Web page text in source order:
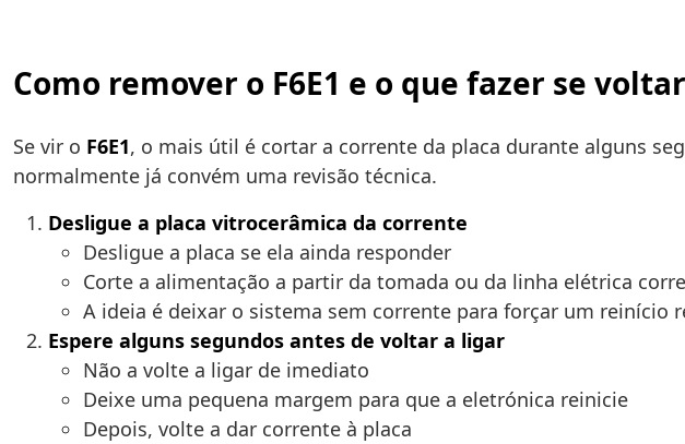
Como remover o F6E1 e o que fazer se
Se vir o F6E1, o mais útil é cortar a corrente da placa durante alguns
normalmente já convém uma revisão técnica.
Desligue a placa vitrocerâmica da corrente
Desligue a placa se ela ainda responder
Corte a alimentação a partir da tomada ou da linha elétrica
A ideia é deixar o sistema sem corrente para forçar um reinício
Espere alguns segundos antes de voltar a ligar
Não a volte a ligar de imediato
Deixe uma pequena margem para que a eletrónica reinicie
Depois, volte a dar corrente à placa